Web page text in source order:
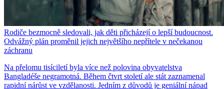
Rodiče bezmocně sledovali, jak děti přicházejí o lepší budoucnost.
Odvážný plán proměnil jejich největšího nepřítele v nečekanou
záchranu
Na přelomu tisíciletí byla více než polovina obyvatelstva
Bangladéše negramotná. Během čtvrt století ale stát zaznamenal
rapidní nárůst ve vzdělanosti. Jedním z důvodů je geniální nápad